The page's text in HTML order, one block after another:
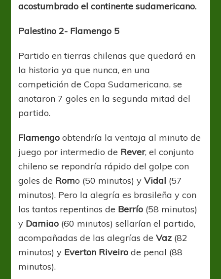
acostumbrado el continente sudamericano.
Palestino 2- Flamengo 5
Partido en tierras chilenas que quedará en
la historia ya que nunca, en una
competición de Copa Sudamericana, se
anotaron 7 goles en la segunda mitad del
partido.
Flamengo obtendría la ventaja al minuto de
juego por intermedio de Rever, el conjunto
chileno se repondría rápido del golpe con
goles de Romo (50 minutos) yVidal (57
minutos). Pero la alegría es brasileña y con
los tantos repentinos de Berrío (58 minutos)
y Damiao (60 minutos) sellarían el partido,
acompañadas de las alegrías deVaz (82
minutos) y Everton Riveiro de penal (88
minutos).